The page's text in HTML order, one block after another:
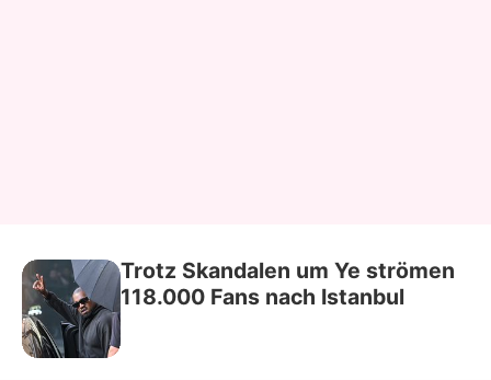
Trotz Skandalen um Ye strömen
118.000 Fans nach Istanbul